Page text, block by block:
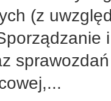
(z